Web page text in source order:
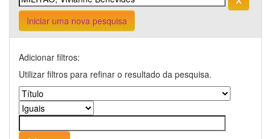
Iniciar uma nova pesquisa
Adicionar filtros:
Utilizar filtros para refinar o resultado da pesquisa.